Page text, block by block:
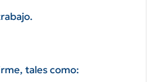
tales como: